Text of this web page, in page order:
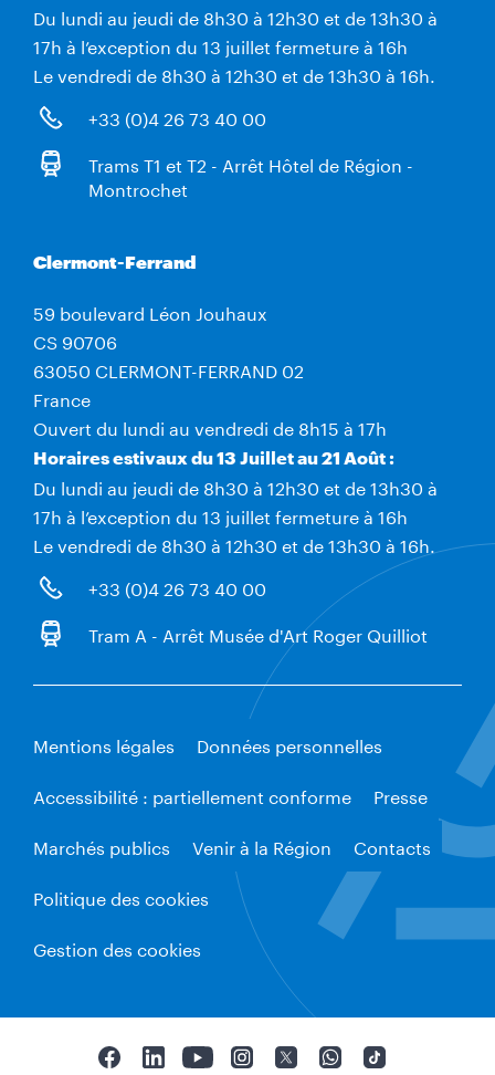
Du lundi au jeudi de 8h30 à 12h30 et de 13h30 à
17h à l’exception du 13 juillet fermeture à 16h
Le vendredi de 8h30 à 12h30 et de 13h30 à 16h.
+33 (0)4 26 73 40 00
Trams T1 et T2 - Arrêt Hôtel de Région -
Montrochet
Clermont-Ferrand
59 boulevard Léon Jouhaux
CS 90706
63050 CLERMONT-FERRAND 02
France
Ouvert du lundi au vendredi de 8h15 à 17h
Horaires estivaux du 13 Juillet au 21 Août :
Du lundi au jeudi de 8h30 à 12h30 et de 13h30 à
17h à l’exception du 13 juillet fermeture à 16h
Le vendredi de 8h30 à 12h30 et de 13h30 à 16h.
+33 (0)4 26 73 40 00
Tram A - Arrêt Musée d'Art Roger Quilliot
Mentions légales
Données personnelles
Accessibilité : partiellement conforme
Presse
Marchés publics
Venir à la Région
Contacts
Politique des cookies
Gestion des cookies
F
L
Y
I
T
W
T